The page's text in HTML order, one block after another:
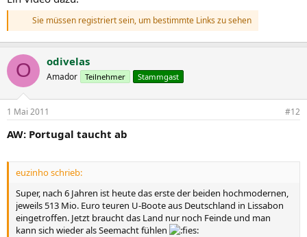
Sie müssen registriert sein, um bestimmte Links zu sehen
O odivelas
Amador Teilnehmer Stammgast
1 Mai 2011 #12
AW: Portugal taucht ab
euzinho schrieb:
Super, nach 6 Jahren ist heute das erste der beiden hochmodernen,
jeweils 513 Mio. Euro teuren U-Boote aus Deutschland in Lissabon
eingetroffen. Jetzt braucht das Land nur noch Feinde und man
kann sich wieder als Seemacht fühlen